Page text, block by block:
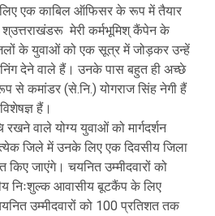
एक काबिल ऑफिसर के रूप में तैयार
श्उत्तराखंडरू मेरी कर्मभूमिश् कैंपेन के
के युवाओं को एक सूत्र में जोड़कर उन्हें
देने वाले हैं। उनके पास बहुत ही अच्छे
से कमांडर (से.नि.) योगराज सिंह नेगी हैं
हैं।
रखने वाले योग्य युवाओं को मार्गदर्शन
जिले में उनके लिए एक दिवसीय जिला
जाएंगे। चयनित उम्मीदवारों को
निःशुल्क आवासीय बूटकैंप के लिए
उम्मीदवारों को 100 प्रतिशत तक